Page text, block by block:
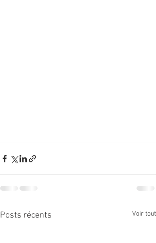
Posts récents Voir tout